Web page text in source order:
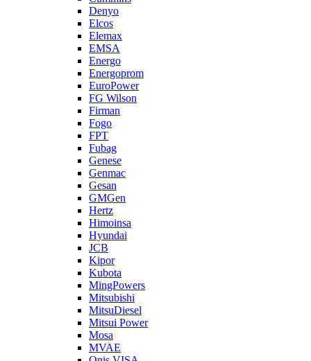
Denyo
Elcos
Elemax
EMSA
Energo
Energoprom
EuroPower
FG Wilson
Firman
Fogo
FPT
Fubag
Genese
Genmac
Gesan
GMGen
Hertz
Himoinsa
Hyundai
JCB
Kipor
Kubota
MingPowers
Mitsubishi
MitsuDiesel
Mitsui Power
Mosa
MVAE